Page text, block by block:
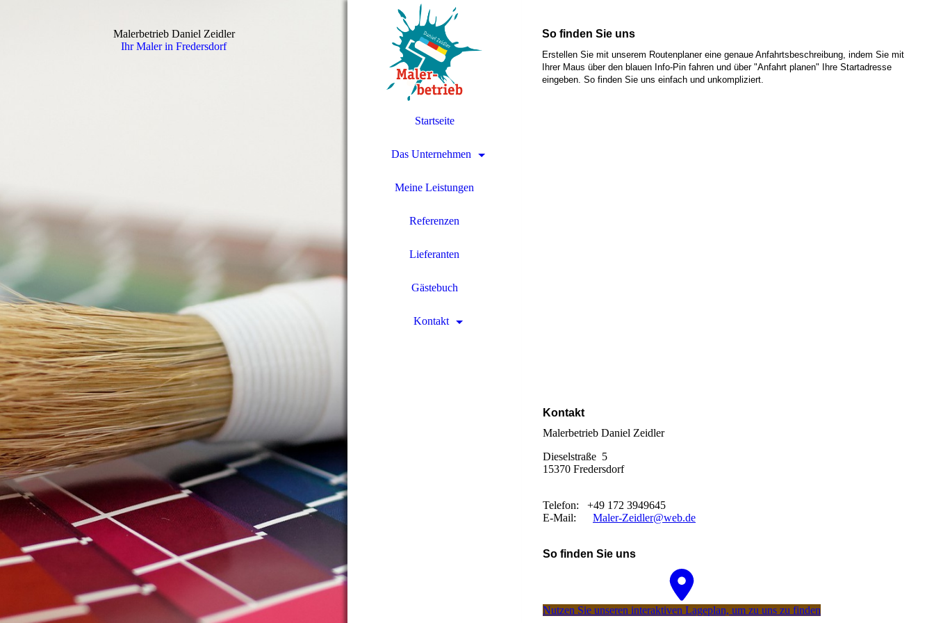
Malerbetrieb Daniel Zeidler
Ihr Maler in Fredersdorf
Startseite
Das Unternehmen
Meine Leistungen
Referenzen
Lieferanten
Gästebuch
Kontakt
So finden Sie uns
Erstellen Sie mit unserem Routenplaner eine genaue Anfahrtsbeschreibung, indem Sie mit
Ihrer Maus über den blauen Info-Pin fahren und über "Anfahrt planen" Ihre Startadresse
eingeben. So finden Sie uns einfach und unkompliziert.
Kontakt
Malerbetrieb Daniel Zeidler
Dieselstraße 5
15370 Fredersdorf
Telefon: +49 172 3949645
E-Mail: Maler-Zeidler@web.de
So finden Sie uns
Nutzen Sie unseren interaktiven La­ge­plan, um zu uns zu finden